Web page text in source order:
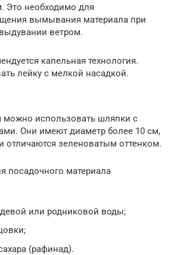
Это необходимо для
вымывания материала при
ветром.
капельная технология.
лейку с мелкой насадкой.
использовать шляпки с
Они имеют диаметр более 10 см,
отличаются зеленоватым оттенком.
посадочного материала
или родниковой воды;
(рафинад).